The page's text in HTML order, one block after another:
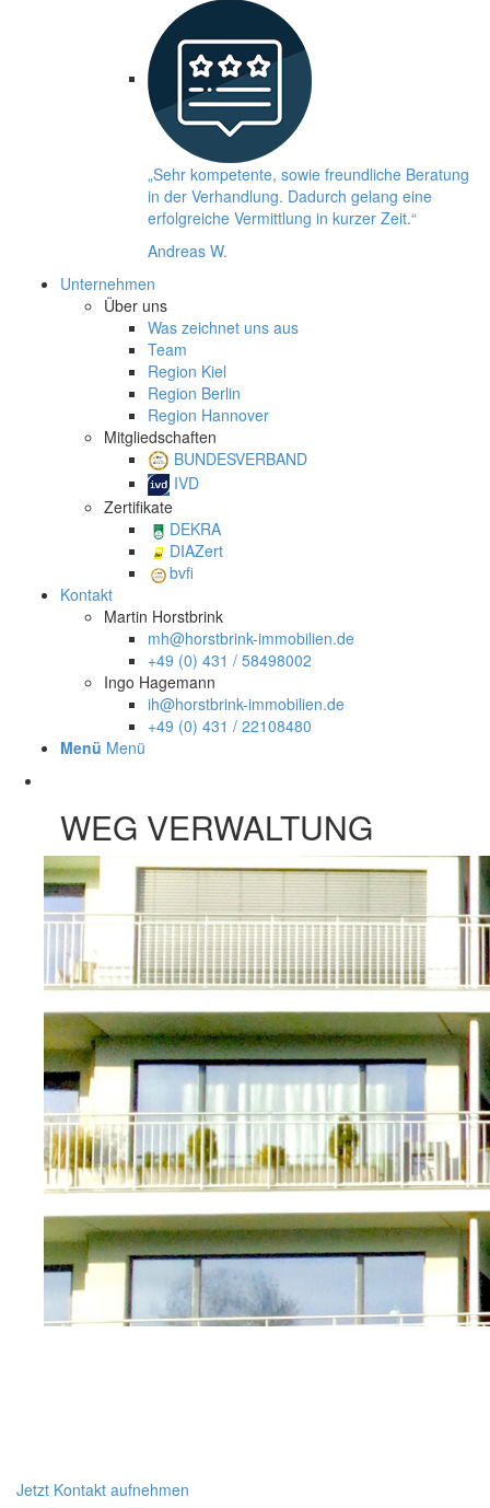
„Sehr kompetente, sowie freundliche Beratung
in der Verhandlung. Dadurch gelang eine
erfolgreiche Vermittlung in kurzer Zeit.“
Andreas W.
Unternehmen
Über uns
Was zeichnet uns aus
Team
Region Kiel
Region Berlin
Region Hannover
Mitgliedschaften
BUNDESVERBAND
IVD
Zertifikate
DEKRA
DIAZert
bvfi
Kontakt
Martin Horstbrink
mh@horstbrink-immobilien.de
+49 (0) 431 / 58498002
Ingo Hagemann
ih@horstbrink-immobilien.de
+49 (0) 431 / 22108480
Menü Menü
WEG VERWALTUNG
Jetzt Kontakt aufnehmen